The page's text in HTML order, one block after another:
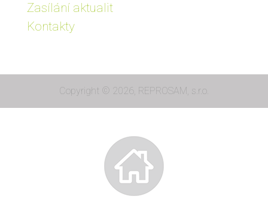
Zasílání aktualit
Kontakty
Copyright © 2026, REPROSAM, s.r.o.